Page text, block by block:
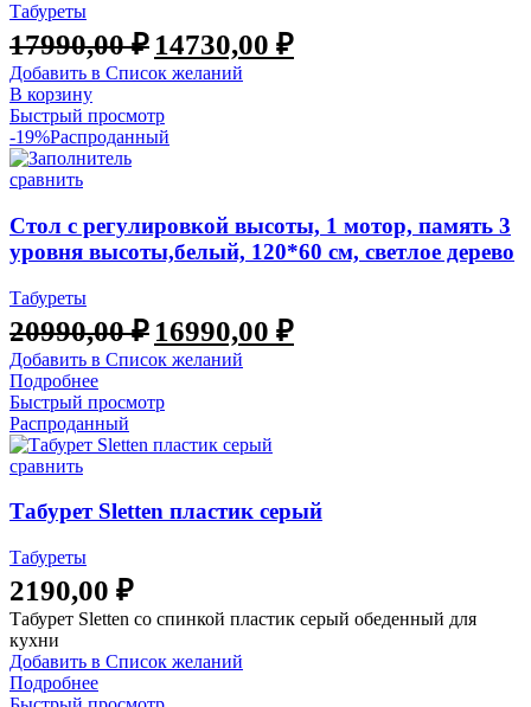
Табуреты
17990,00₽ Первоначальная
цена
составляла
14730,00 ₽Текущая
цена:
Добавить в Список желаний
В корзину
Быстрый просмотр
-19%Распроданный
сравнить
Стол с регулировкой высоты, 1 мотор, память 3
уровня высоты,белый, 120*60 см, светлое дерево
Табуреты
20990,00₽ Первоначальная
цена
составляла
16990,00 ₽Текущая
цена:
Добавить в Список желаний
Подробнее
Быстрый просмотр
Распроданный
сравнить
Табурет Sletten пластик серый
Табуреты
2190,00 ₽
Табурет Sletten со спинкой пластик серый обеденный для
кухни
Добавить в Список желаний
Подробнее